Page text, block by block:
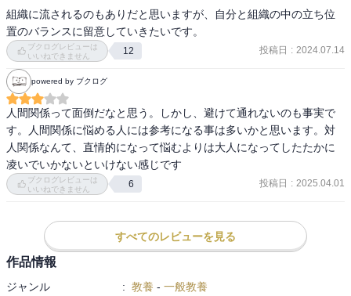
組織に流されるのもありだと思いますが、自分と組織の中の立ち位
置のバランスに留意していきたいです。
ブクログレビューは
いいねできません
12 投稿日 : 2024.07.14
powered by ブクログ
人間関係って面倒だなと思う。しかし、避けて通れないのも事実で
す。人間関係に悩める人には参考になる事は多いかと思います。対
人関係なんて、直情的になって悩むよりは大人になってしたたかに
凌いでいかないといけない感じです
ブクログレビューは
いいねできません
6 投稿日 : 2025.04.01
すべてのレビューを見る
作品情報
ジャンル : 教養 - 一般教養